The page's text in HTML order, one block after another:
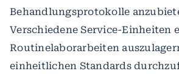
Behandlungsprotokolle
Verschiedene Service-Einheiten
Routinelaborarbeiten
einheitlichen Standards